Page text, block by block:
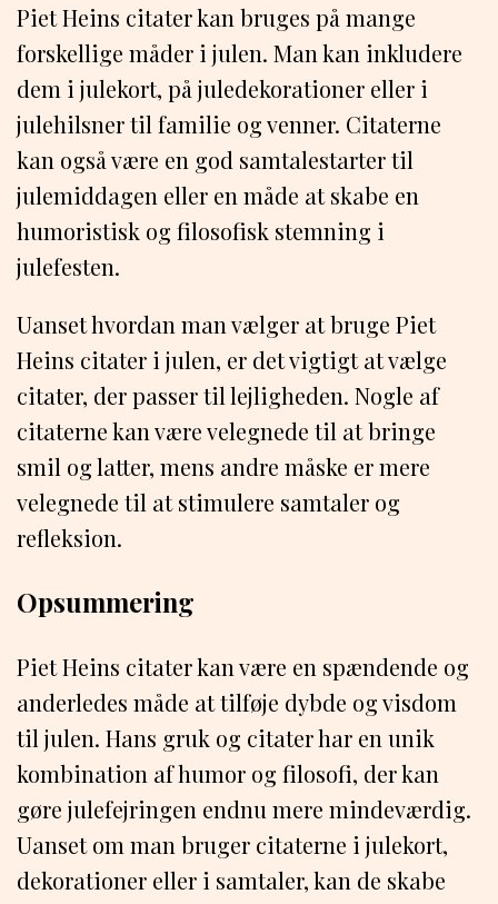
Piet Heins citater kan bruges på mange
forskellige måder i julen. Man kan inkludere
dem i julekort, på juledekorationer eller i
julehilsner til familie og venner. Citaterne
kan også være en god samtalestarter til
julemiddagen eller en måde at skabe en
humoristisk og filosofisk stemning i
julefesten.
Uanset hvordan man vælger at bruge Piet
Heins citater i julen, er det vigtigt at vælge
citater, der passer til lejligheden. Nogle af
citaterne kan være velegnede til at bringe
smil og latter, mens andre måske er mere
velegnede til at stimulere samtaler og
refleksion.
Opsummering
Piet Heins citater kan være en spændende og
anderledes måde at tilføje dybde og visdom
til julen. Hans gruk og citater har en unik
kombination af humor og filosofi, der kan
gøre julefejringen endnu mere mindeværdig.
Uanset om man bruger citaterne i julekort,
dekorationer eller i samtaler, kan de skabe